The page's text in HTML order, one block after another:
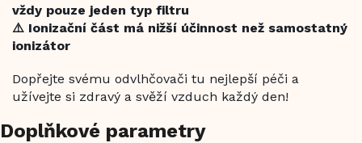
vždy pouze jeden typ filtru
⚠️ Ionizační část má nižší účinnost než samostatný
ionizátor
Dopřejte svému odvlhčovači tu nejlepší péči a
užívejte si zdravý a svěží vzduch každý den!
Doplňkové parametry